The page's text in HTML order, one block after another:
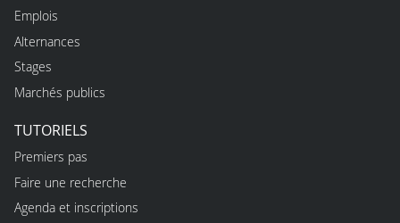
Emplois
Alternances
Stages
Marchés publics
TUTORIELS
Premiers pas
Faire une recherche
Agenda et inscriptions